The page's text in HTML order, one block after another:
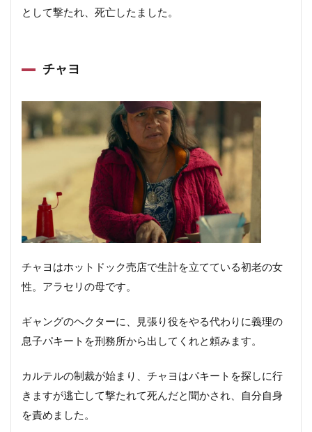
として撃たれ、死亡したました。
チャヨ
チャヨはホットドック売店で生計を立てている初老の女
性。アラセリの母です。
ギャングのヘクターに、見張り役をやる代わりに義理の
息子パキートを刑務所から出してくれと頼みます。
カルテルの制裁が始まり、チャヨはパキートを探しに行
きますが逃亡して撃たれて死んだと聞かされ、自分自身
を責めました。